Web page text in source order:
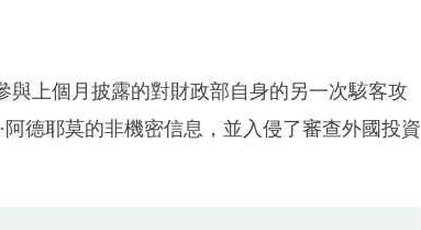
上個月披露的對財政部自身的另一次駭客攻
德耶莫的非機密信息，並入侵了審查外國投資